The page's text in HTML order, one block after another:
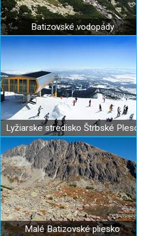
Batizovské vodopády
Lyžiarske stredisko Štrbské Pleso
Malé Batizovské pliesko